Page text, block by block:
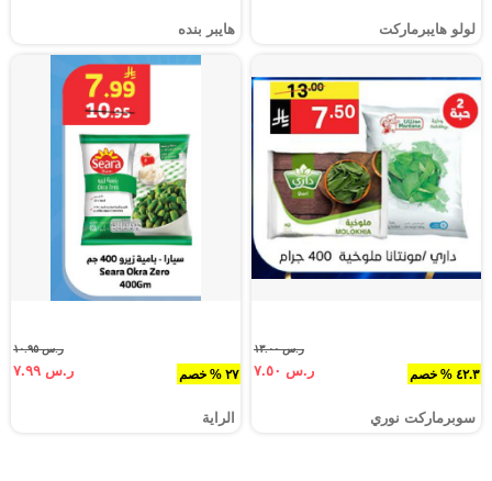
لولو هايبرماركت هايبر بنده
٤٢.٣ % خصم
ر.س ١٣.٠٠
ر.س ٧.٥٠
سوبرماركت نوري‎
٢٧ % خصم
ر.س ١٠.٩٥
ر.س ٧.٩٩
الراية